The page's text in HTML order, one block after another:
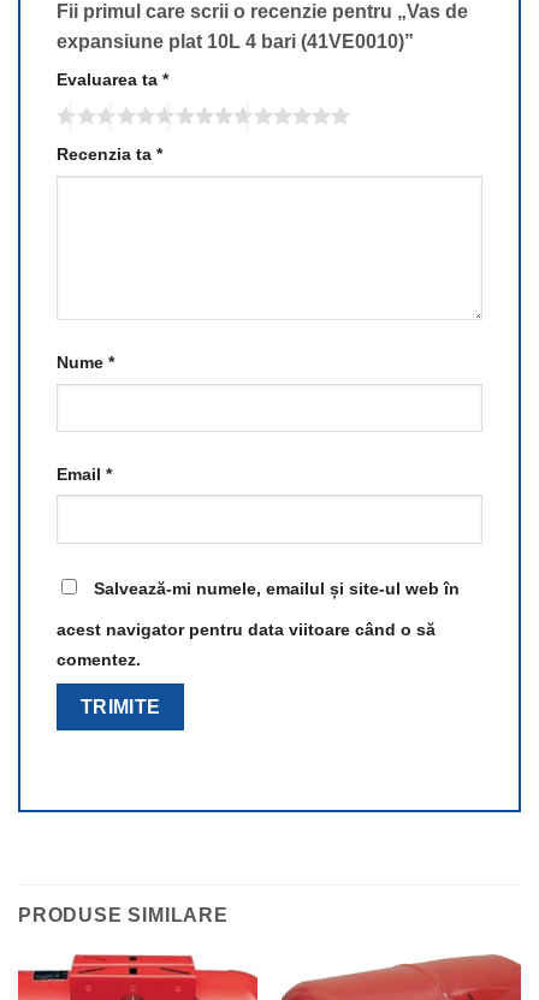
Fii primul care scrii o recenzie pentru „Vas de
expansiune plat 10L 4 bari (41VE0010)”
Evaluarea ta *
Recenzia ta *
Nume *
Email *
Salvează-mi numele, emailul și site-ul web în
acest navigator pentru data viitoare când o să
comentez.
PRODUSE SIMILARE